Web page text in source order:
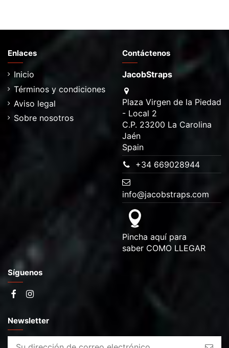
Enlaces
Inicio
Términos y condiciones
Aviso legal
Sobre nosotros
Contáctenos
JacobStraps
Plaza Virgen de la Piedad
- Local 2
C.P. 23200 La Carolina
Jaén
Spain
+34 669028944
info@jacobstraps.com
Pincha aquí para
saber COMO LLEGAR
Síguenos
Newsletter